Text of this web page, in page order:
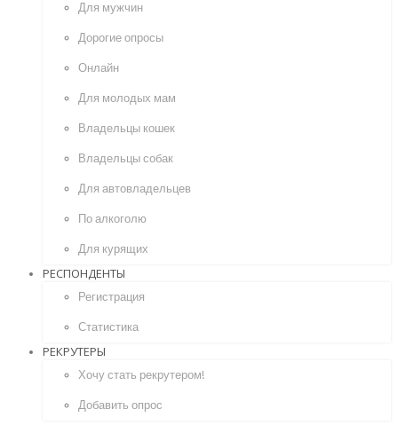
Для мужчин
Дорогие опросы
Онлайн
Для молодых мам
Владельцы кошек
Владельцы собак
Для автовладельцев
По алкоголю
Для курящих
РЕСПОНДЕНТЫ
Регистрация
Статистика
РЕКРУТЕРЫ
Хочу стать рекрутером!
Добавить опрос